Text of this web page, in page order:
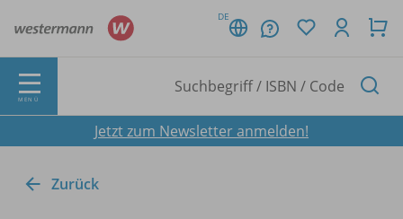
DE
MENÜ
Jetzt zum Newsletter anmelden!
Zurück